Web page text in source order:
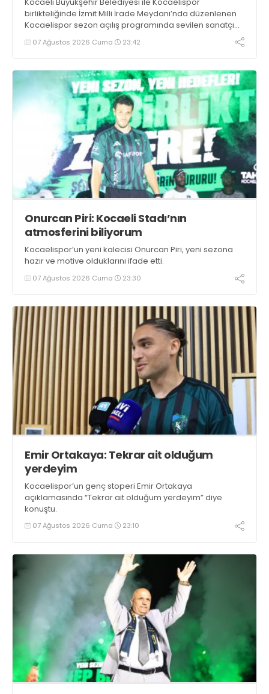
birlikteliğinde İzmit Milli İrade Meydanı’nda düzenlenen
Kocaelispor sezon açılış programında sevilen sanatçı
Buray, verdiği konserle meydanı inletti.
07 Ağustos 2026 Cuma 23:42
Onurcan Piri: Kocaeli Stadı’nın
atmosferini biliyorum
Kocaelispor’un yeni kalecisi Onurcan Piri, yeni sezona
hazır ve motive olduklarını ifade etti.
07 Ağustos 2026 Cuma 23:30
Emir Ortakaya: Tekrar ait olduğum
yerdeyim
Kocaelispor’un genç stoperi Emir Ortakaya
açıklamasında “Tekrar ait olduğum yerdeyim” diye
konuştu.
07 Ağustos 2026 Cuma 23:10